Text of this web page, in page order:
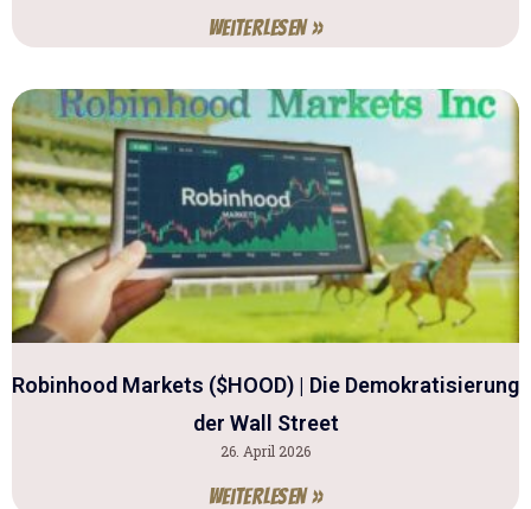
Weiterlesen »
Robinhood Markets ($HOOD) | Die Demokratisierung
der Wall Street
26. April 2026
Weiterlesen »